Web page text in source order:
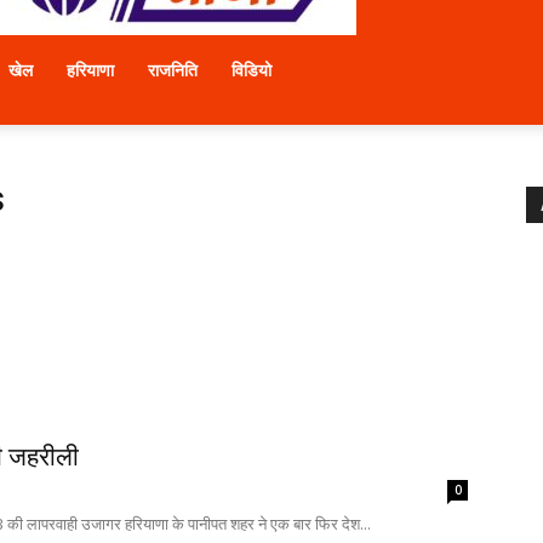
खेल हरियाणा राजनिति विडियो
0
लापरवाही उजागर हरियाणा के पानीपत शहर ने एक बार फिर देश...